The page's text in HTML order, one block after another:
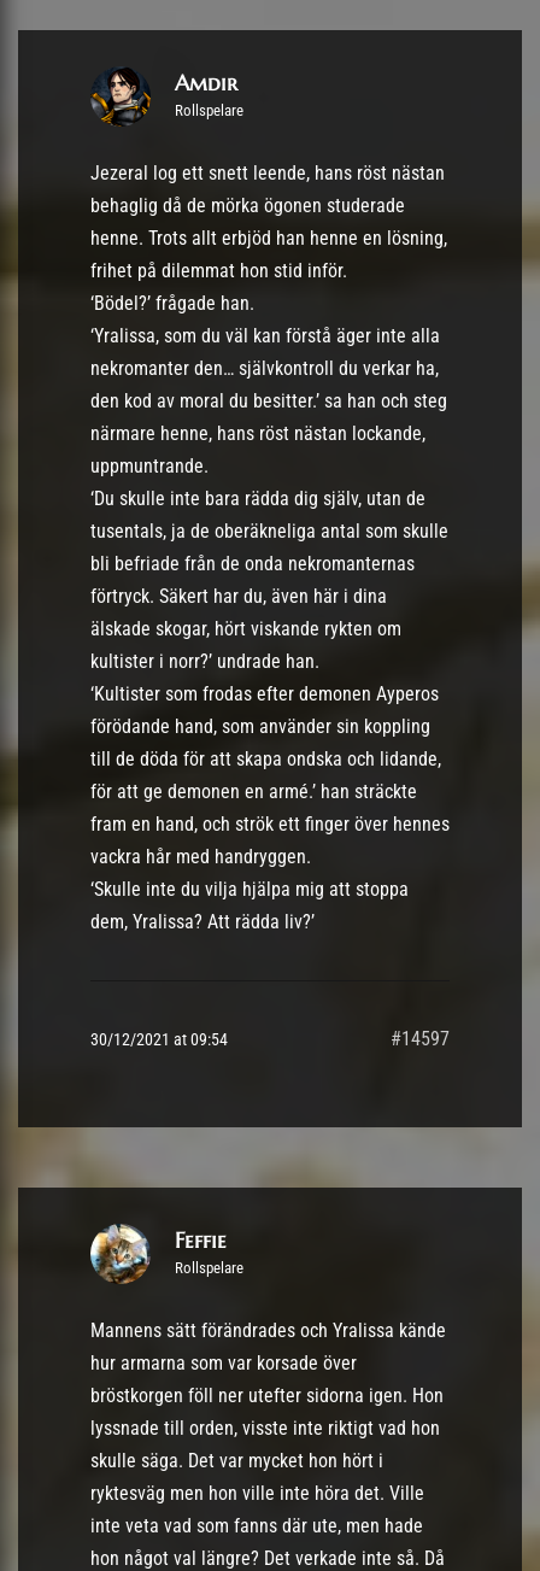
Amdir
Rollspelare
Jezeral log ett snett leende, hans röst nästan
behaglig då de mörka ögonen studerade
henne. Trots allt erbjöd han henne en lösning,
frihet på dilemmat hon stid inför.
‘Bödel?’ frågade han.
‘Yralissa, som du väl kan förstå äger inte alla
nekromanter den… självkontroll du verkar ha,
den kod av moral du besitter.’ sa han och steg
närmare henne, hans röst nästan lockande,
uppmuntrande.
‘Du skulle inte bara rädda dig själv, utan de
tusentals, ja de oberäkneliga antal som skulle
bli befriade från de onda nekromanternas
förtryck. Säkert har du, även här i dina
älskade skogar, hört viskande rykten om
kultister i norr?’ undrade han.
‘Kultister som frodas efter demonen Ayperos
förödande hand, som använder sin koppling
till de döda för att skapa ondska och lidande,
för att ge demonen en armé.’ han sträckte
fram en hand, och strök ett finger över hennes
vackra hår med handryggen.
‘Skulle inte du vilja hjälpa mig att stoppa
dem, Yralissa? Att rädda liv?’
30/12/2021 at 09:54 #14597
Feffie
Rollspelare
Mannens sätt förändrades och Yralissa kände
hur armarna som var korsade över
bröstkorgen föll ner utefter sidorna igen. Hon
lyssnade till orden, visste inte riktigt vad hon
skulle säga. Det var mycket hon hört i
ryktesväg men hon ville inte höra det. Ville
inte veta vad som fanns där ute, men hade
hon något val längre? Det verkade inte så. Då